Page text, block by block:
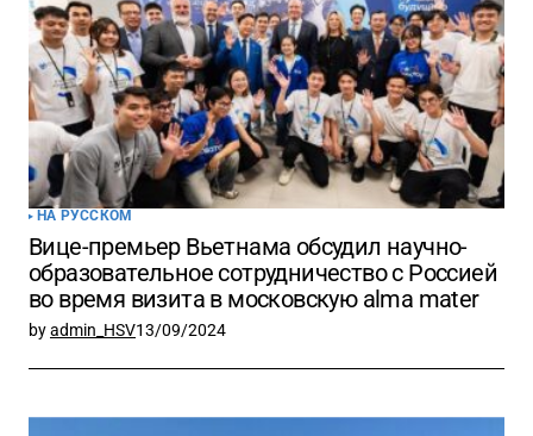
НА РУССКОМ
Вице-премьер Вьетнама обсудил научно-
образовательное сотрудничество с Россией
во время визита в московскую alma mater
byadmin_HSV13/09/2024